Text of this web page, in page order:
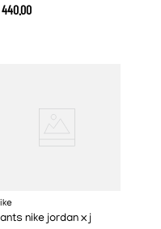
440.00
nike jordan x j